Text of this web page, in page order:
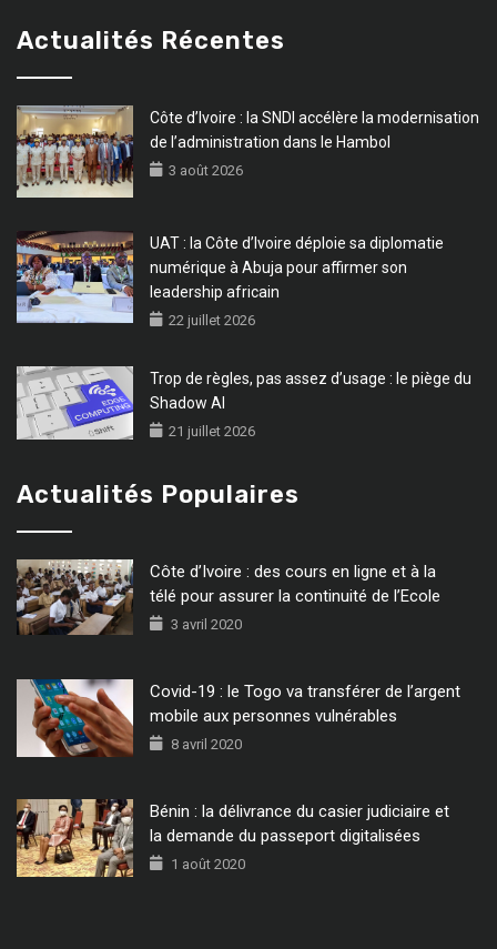
Actualités Récentes
Côte d’Ivoire : la SNDI accélère la modernisation
de l’administration dans le Hambol
3 août 2026
UAT : la Côte d’Ivoire déploie sa diplomatie
numérique à Abuja pour affirmer son
leadership africain
22 juillet 2026
Trop de règles, pas assez d’usage : le piège du
Shadow AI
21 juillet 2026
Actualités Populaires
Côte d’Ivoire : des cours en ligne et à la
télé pour assurer la continuité de l’Ecole
3 avril 2020
Covid-19 : le Togo va transférer de l’argent
mobile aux personnes vulnérables
8 avril 2020
Bénin : la délivrance du casier judiciaire et
la demande du passeport digitalisées
1 août 2020